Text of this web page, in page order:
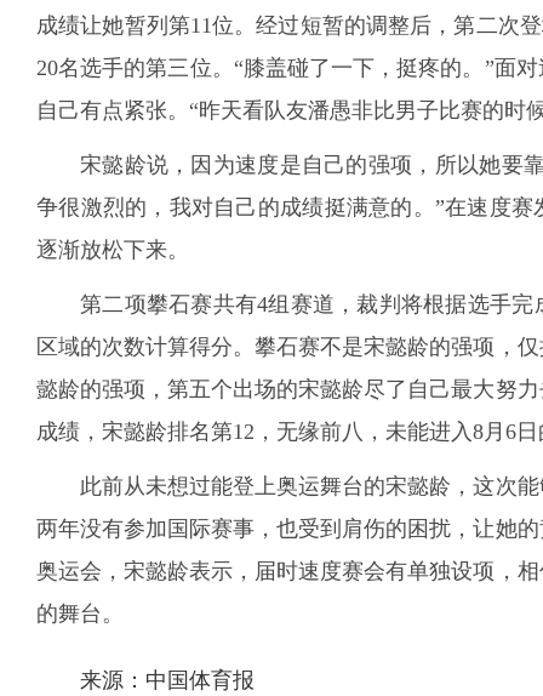
成绩让她暂列第11位。经过短暂的调整后，第二次
20名选手的第三位。“膝盖碰了一下，挺疼的。”面
自己有点紧张。“昨天看队友潘愚非比男子比赛的时
宋懿龄说，因为速度是自己的强项，所以她要
争很激烈的，我对自己的成绩挺满意的。”在速度
逐渐放松下来。
第二项攀石赛共有4组赛道，裁判将根据选手
区域的次数计算得分。攀石赛不是宋懿龄的强项，
懿龄的强项，第五个出场的宋懿龄尽了自己最大努
成绩，宋懿龄排名第12，无缘前八，未能进入8月6
此前从未想过能登上奥运舞台的宋懿龄，这次
两年没有参加国际赛事，也受到肩伤的困扰，让她
奥运会，宋懿龄表示，届时速度赛会有单独设项，
的舞台。
来源：中国体育报